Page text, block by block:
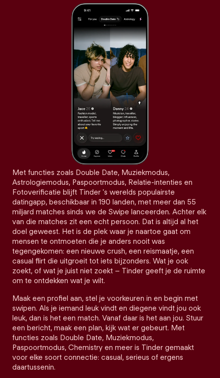
Met functies zoals Double Date, Muziekmodus,
Astrologiemodus, Paspoortmodus, Relatie-intenties en
Fotoverificatie blijft Tinder 's werelds populairste
datingapp, beschikbaar in 190 landen, met meer dan 55
miljard matches sinds we de Swipe lanceerden. Achter elk
van die matches zit een echt persoon. Dat is altijd al het
doel geweest. Het is de plek waar je naartoe gaat om
mensen te ontmoeten die je anders nooit was
tegengekomen: een nieuwe crush, een reismaatje, een
casual flirt die uitgroeit tot iets bijzonders. Wat je ook
zoekt, of wat je juist niet zoekt – Tinder geeft je de ruimte
om te ontdekken wat je wilt.
Maak een profiel aan, stel je voorkeuren in en begin met
swipen. Als je iemand leuk vindt en diegene vindt jou ook
leuk, dan is het een match. Vanaf daar is het aan jou. Stuur
een bericht, maak een plan, kijk wat er gebeurt. Met
functies zoals Double Date, Muziekmodus,
Paspoortmodus, Chemistry en meer is Tinder gemaakt
voor elke soort connectie: casual, serieus of ergens
daartussenin.